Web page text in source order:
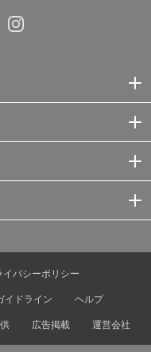
イバシーポリシー
イドライン
ヘルプ
広告掲載 運営会社